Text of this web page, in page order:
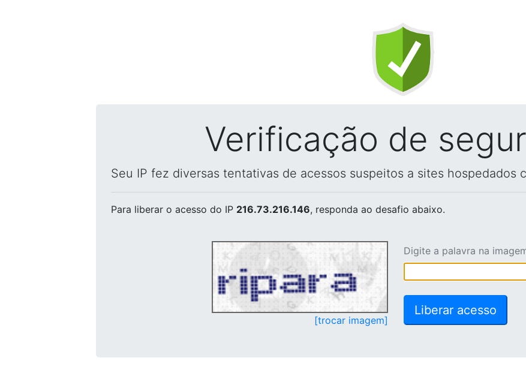
Verificação de
Seu IP fez diversas tentativas de acessos suspeitos a sites hospedados
Para liberar o acesso do IP 216.73.216.146, responda ao desafio abaixo.
[trocar imagem]
Digite a palavra na